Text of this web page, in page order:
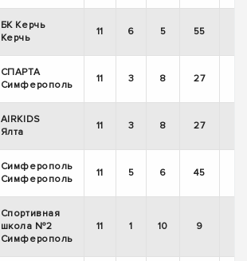
БК Керчь
Керчь
11 6 5 55
СПАРТА
Симферополь
11 3 8 27
AIRKIDS
Ялта
11 3 8 27
Симферополь
Симферополь
11 5 6 45
Спортивная
школа №2
Симферополь
11 1 10 9